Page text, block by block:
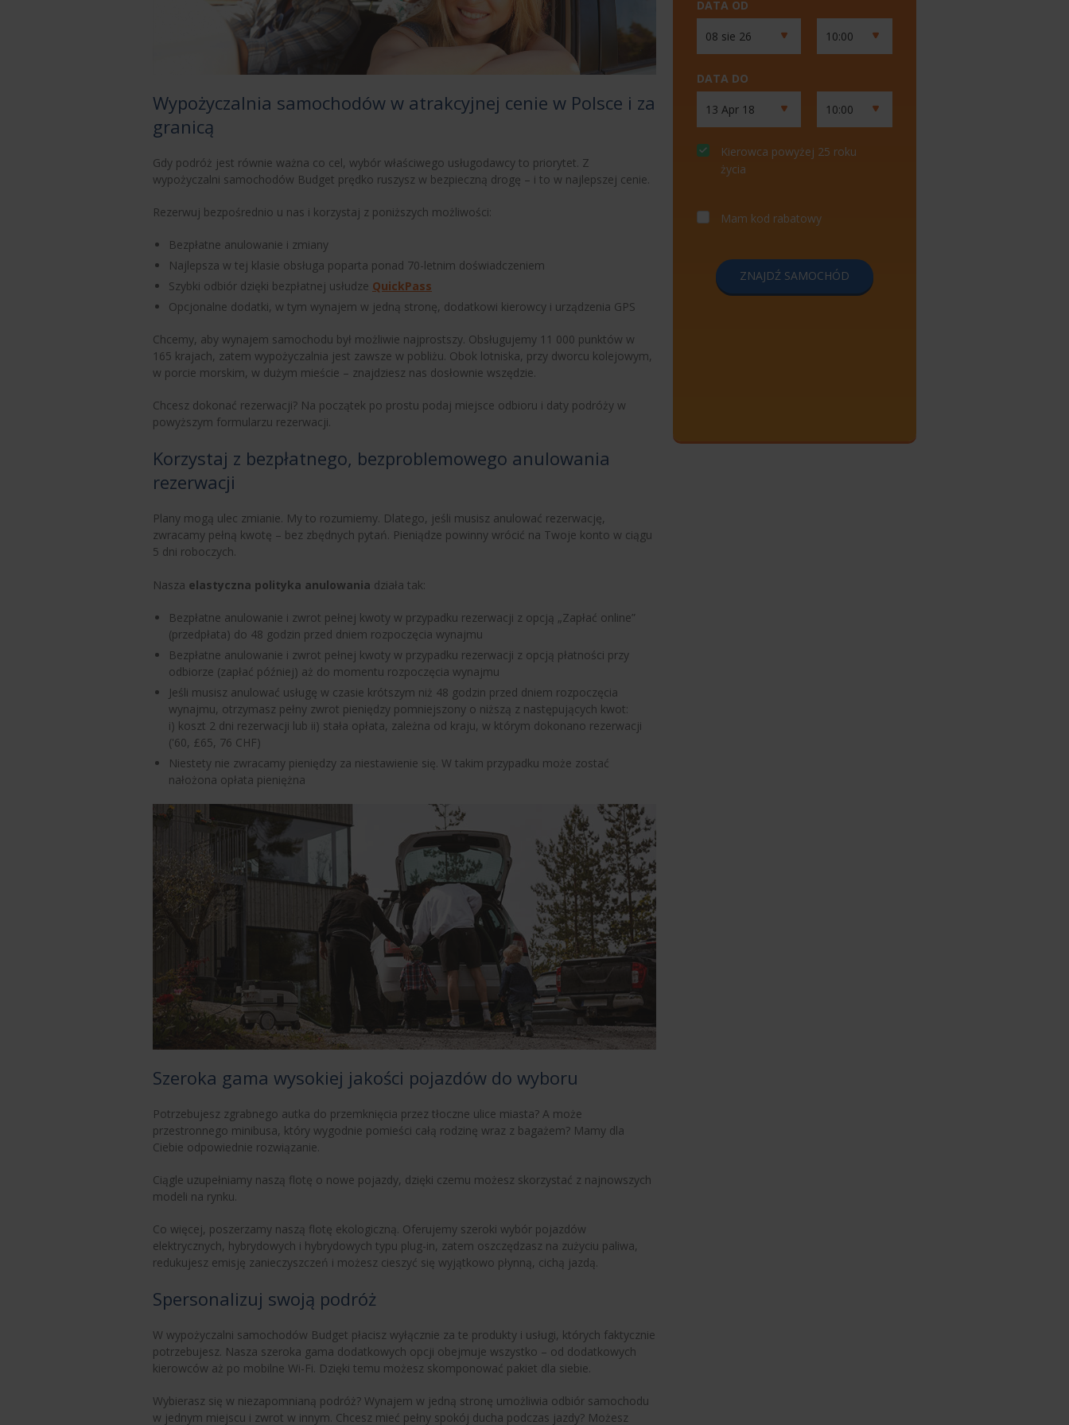
Wypożyczalnia samochodów w atrakcyjnej cenie w Polsce i za
granicą
Gdy podróż jest równie ważna co cel, wybór właściwego usługodawcy to priorytet. Z
wypożyczalni samochodów Budget prędko ruszysz w bezpieczną drogę – i to w najlepszej cenie.
Rezerwuj bezpośrednio u nas i korzystaj z poniższych możliwości:
Bezpłatne anulowanie i zmiany
Najlepsza w tej klasie obsługa poparta ponad 70-letnim doświadczeniem
Szybki odbiór dzięki bezpłatnej usłudze QuickPass
Opcjonalne dodatki, w tym wynajem w jedną stronę, dodatkowi kierowcy i urządzenia GPS
Chcemy, aby wynajem samochodu był możliwie najprostszy. Obsługujemy 11 000 punktów w
165 krajach, zatem wypożyczalnia jest zawsze w pobliżu. Obok lotniska, przy dworcu kolejowym,
w porcie morskim, w dużym mieście – znajdziesz nas dosłownie wszędzie.
Chcesz dokonać rezerwacji? Na początek po prostu podaj miejsce odbioru i daty podróży w
powyższym formularzu rezerwacji.
Korzystaj z bezpłatnego, bezproblemowego anulowania
rezerwacji
Plany mogą ulec zmianie. My to rozumiemy. Dlatego, jeśli musisz anulować rezerwację,
zwracamy pełną kwotę – bez zbędnych pytań. Pieniądze powinny wrócić na Twoje konto w ciągu
5 dni roboczych.
Nasza elastyczna polityka anulowania działa tak:
Bezpłatne anulowanie i zwrot pełnej kwoty w przypadku rezerwacji z opcją „Zapłać online”
(przedpłata) do 48 godzin przed dniem rozpoczęcia wynajmu
Bezpłatne anulowanie i zwrot pełnej kwoty w przypadku rezerwacji z opcją płatności przy
odbiorze (zapłać później) aż do momentu rozpoczęcia wynajmu
Jeśli musisz anulować usługę w czasie krótszym niż 48 godzin przed dniem rozpoczęcia
wynajmu, otrzymasz pełny zwrot pieniędzy pomniejszony o niższą z następujących kwot:
i) koszt 2 dni rezerwacji lub ii) stała opłata, zależna od kraju, w którym dokonano rezerwacji
('60, £65, 76 CHF)
Niestety nie zwracamy pieniędzy za niestawienie się. W takim przypadku może zostać
nałożona opłata pieniężna
Szeroka gama wysokiej jakości pojazdów do wyboru
Potrzebujesz zgrabnego autka do przemknięcia przez tłoczne ulice miasta? A może
przestronnego minibusa, który wygodnie pomieści całą rodzinę wraz z bagażem? Mamy dla
Ciebie odpowiednie rozwiązanie.
Ciągle uzupełniamy naszą flotę o nowe pojazdy, dzięki czemu możesz skorzystać z najnowszych
modeli na rynku.
Co więcej, poszerzamy naszą flotę ekologiczną. Oferujemy szeroki wybór pojazdów
elektrycznych, hybrydowych i hybrydowych typu plug-in, zatem oszczędzasz na zużyciu paliwa,
redukujesz emisję zanieczyszczeń i możesz cieszyć się wyjątkowo płynną, cichą jazdą.
Spersonalizuj swoją podróż
W wypożyczalni samochodów Budget płacisz wyłącznie za te produkty i usługi, których faktycznie
potrzebujesz. Nasza szeroka gama dodatkowych opcji obejmuje wszystko – od dodatkowych
kierowców aż po mobilne Wi-Fi. Dzięki temu możesz skomponować pakiet dla siebie.
Wybierasz się w niezapomnianą podróż? Wynajem w jedną stronę umożliwia odbiór samochodu
w jednym miejscu i zwrot w innym. Chcesz mieć pełny spokój ducha podczas jazdy? Możesz
DATA OD
DATA DO
Kierowca powyżej 25 roku
życia
Mam kod rabatowy
ZNAJDŹ SAMOCHÓD